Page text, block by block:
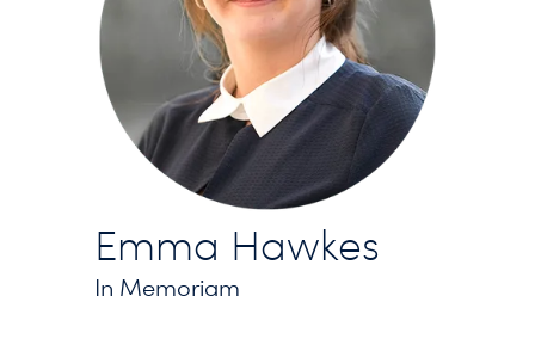
Emma Hawkes
In Memoriam